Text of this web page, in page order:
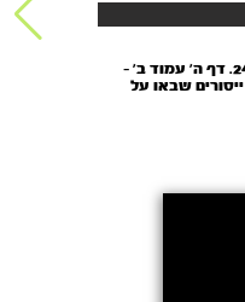
24. דף ה’ עמוד ב' -
ייסורים שבאו על